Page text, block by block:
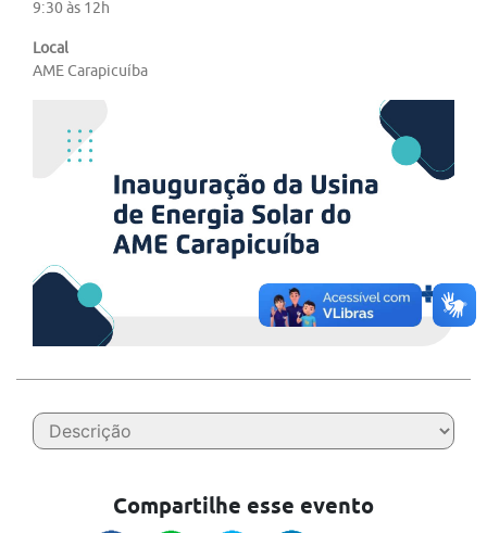
9:30 às 12h
Local
AME Carapicuíba
Compartilhe esse evento